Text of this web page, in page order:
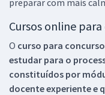
Cursos online
O curso para
estudar para o
constituídos por
docente experiente e